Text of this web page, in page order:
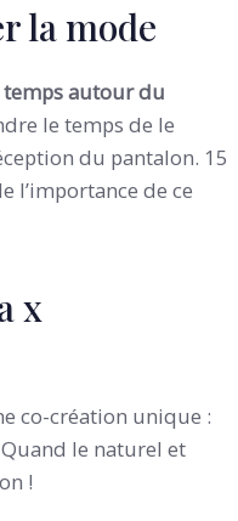
la mode
autour du
le temps de le
du pantalon. 15
l’importance de ce
x
co-création unique :
le naturel et
!